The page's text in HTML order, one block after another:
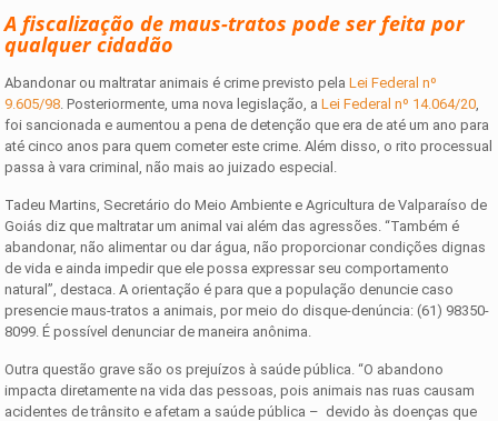
A fiscalização de maus-tratos pode ser feita por
qualquer cidadão
Abandonar ou maltratar animais é crime previsto pela Lei Federal nº
9.605/98 . Posteriormente, uma nova legislação, a Lei Federal nº 14.064/20
foi sancionada e aumentou a pena de detenção que era de até um ano para
até cinco anos para quem cometer este crime. Além disso, o rito processual
passa à vara criminal, não mais ao juizado especial.
Tadeu Martins, Secretário do Meio Ambiente e Agricultura de Valparaíso de
Goiás diz que maltratar um animal vai além das agressões. “Também é
abandonar, não alimentar ou dar água, não proporcionar condições dignas
de vida e ainda impedir que ele possa expressar seu comportamento
natural”, destaca. A orientação é para que a população denuncie caso
presencie maus-tratos a animais, por meio do disque-denúncia: (61) 98350-
8099. É possível denunciar de maneira anônima.
Outra questão grave são os prejuízos à saúde pública. “O abandono
impacta diretamente na vida das pessoas, pois animais nas ruas causam
acidentes de trânsito e afetam a saúde pública – devido às doenças que